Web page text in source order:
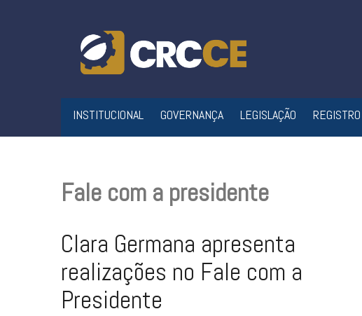
INSTITUCIONAL GOVERNANÇA LEGISLAÇÃO REGISTRO
Fale com a presidente
Clara Germana apresenta
realizações no Fale com a
Presidente